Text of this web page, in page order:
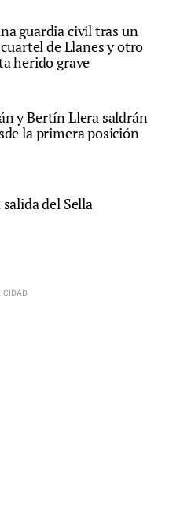
guardia civil tras un
de Llanes y otro
herido grave
y Bertín Llera saldrán
la primera posición
del Sella